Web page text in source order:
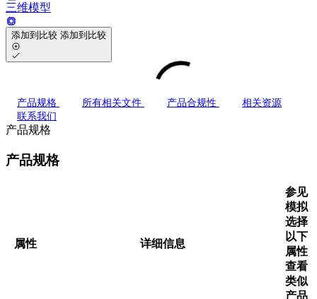
三维模型
添加到比较 添加到比较
产品规格 所有相关文件 产品合规性
相关资源
联系我们
产品规格
产品规格
属性 详细信息
参见
模拟
选择
以下
属性
查看
类似
产品